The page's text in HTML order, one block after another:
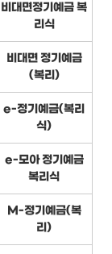
비대면정기예금 복
리식
비대면 정기예금
(복리)
e-정기예금(복리
식)
e-모아 정기예금
복리식
M-정기예금(복
리)